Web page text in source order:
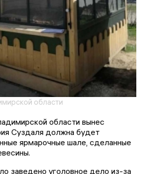
области
области вынес
Суздаля должна будет
ярмарочные шале, сделанные
заведено уголовное дело из-за